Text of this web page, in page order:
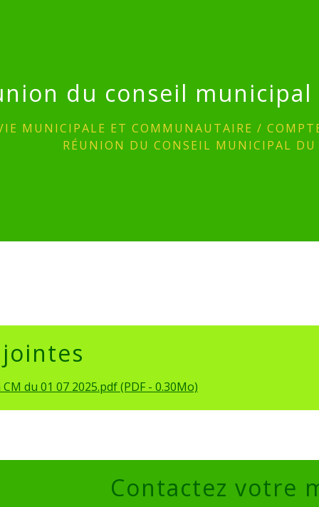
du conseil
MUNICIPALE ET COMMUNAUTAIRE /
RÉUNION DU CONSEIL MUNICIPAL
jointes
du 01 07 2025.pdf (PDF - 0.30Mo)
Contactez votre